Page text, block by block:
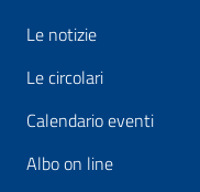
Le notizie
Le circolari
Calendario eventi
Albo on line